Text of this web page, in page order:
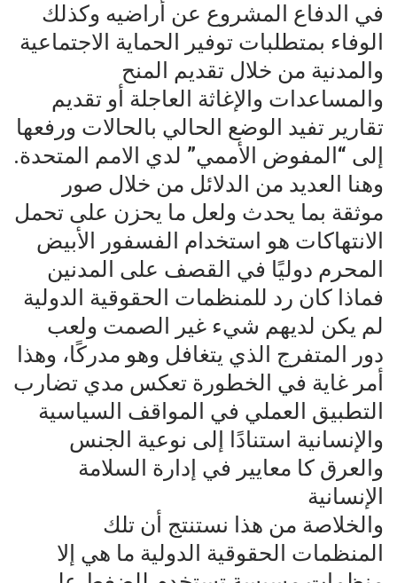
في الدفاع المشروع عن أراضيه وكذلك
الوفاء بمتطلبات توفير الحماية الاجتماعية
والمدنية من خلال تقديم المنح
والمساعدات والإغاثة العاجلة أو تقديم
تقارير تفيد الوضع الحالي بالحالات ورفعها
إلى “المفوض الأممي” لدي الامم المتحدة.
وهنا العديد من الدلائل من خلال صور
موثقة بما يحدث ولعل ما يحزن على تحمل
الانتهاكات هو استخدام الفسفور الأبيض
المحرم دوليًا في القصف على المدنين
فماذا كان رد للمنظمات الحقوقية الدولية
لم يكن لديهم شيء غير الصمت ولعب
دور المتفرج الذي يتغافل وهو مدركًا، وهذا
أمر غاية في الخطورة تعكس مدي تضارب
التطبيق العملي في المواقف السياسية
والإنسانية استنادًا إلى نوعية الجنس
والعرق كا معايير في إدارة السلامة
الإنسانية
والخلاصة من هذا نستنتج أن تلك
المنظمات الحقوقية الدولية ما هي إلا